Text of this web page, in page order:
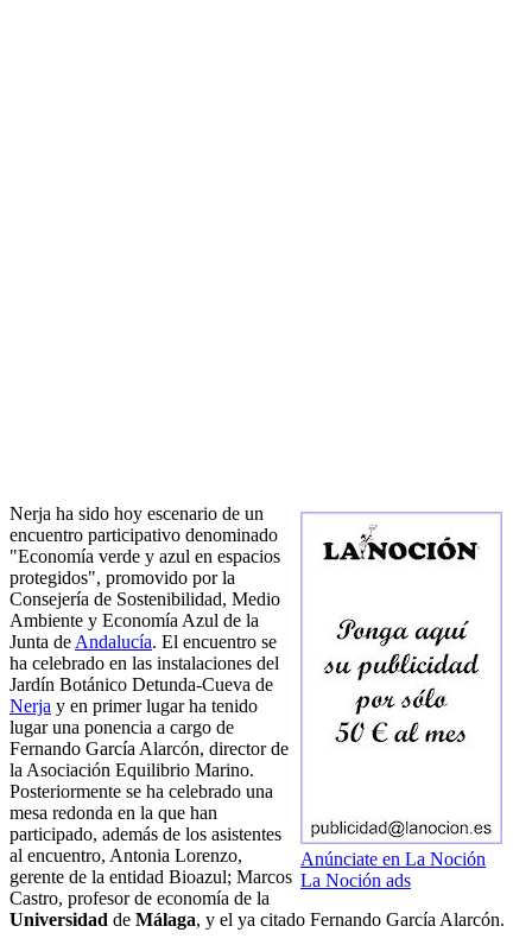
Anúnciate en La Noción
La Noción ads
Nerja ha sido hoy escenario de un
encuentro participativo denominado
"Economía verde y azul en espacios
protegidos", promovido por la
Consejería de Sostenibilidad, Medio
Ambiente y Economía Azul de la
Junta de Andalucía. El encuentro se
ha celebrado en las instalaciones del
Jardín Botánico Detunda-Cueva de
Nerja y en primer lugar ha tenido
lugar una ponencia a cargo de
Fernando García Alarcón, director de
la Asociación Equilibrio Marino.
Posteriormente se ha celebrado una
mesa redonda en la que han
participado, además de los asistentes
al encuentro, Antonia Lorenzo,
gerente de la entidad Bioazul; Marcos
Castro, profesor de economía de la
Universidad de Málaga, y el ya citado Fernando García Alarcón.